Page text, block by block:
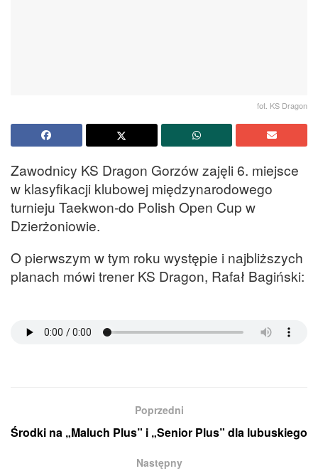
fot. KS Dragon
Zawodnicy KS Dragon Gorzów zajęli 6. miejsce
w klasyfikacji klubowej międzynarodowego
turnieju Taekwon-do Polish Open Cup w
Dzierżoniowie.
O pierwszym w tym roku występie i najbliższych
planach mówi trener KS Dragon, Rafał Bagiński:
Poprzedni
Środki na „Maluch Plus” i „Senior Plus” dla lubuskiego
Następny